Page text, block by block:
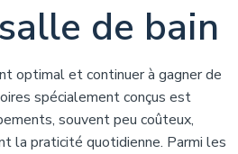
de bain
optimal et continuer à gagner de
spécialement conçus est
souvent peu coûteux,
la praticité quotidienne. Parmi les